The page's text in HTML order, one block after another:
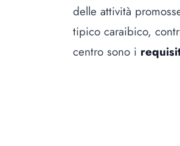
delle attività
tipico caraibico,
centro sono i